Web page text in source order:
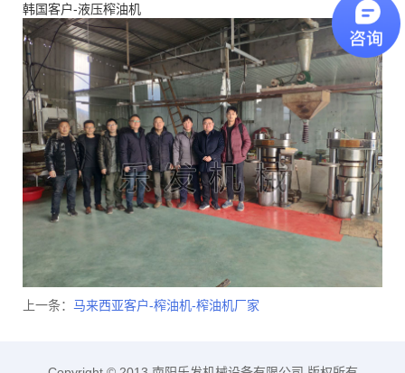
韩国客户-液压榨油机
上一条： 马来西亚客户-榨油机-榨油机厂家